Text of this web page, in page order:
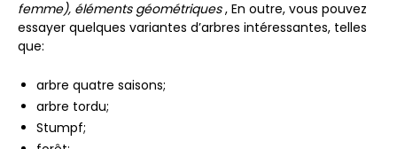
femme), éléments géométriques, En outre, vous pouvez
essayer quelques variantes d’arbres intéressantes, telles
que:
arbre quatre saisons;
arbre tordu;
Stumpf;